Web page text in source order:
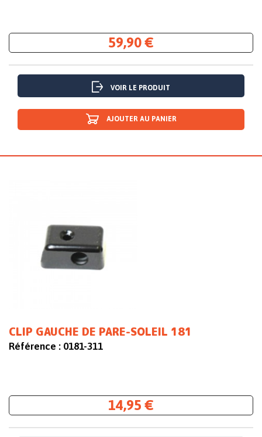
59,90 €
VOIR LE PRODUIT
AJOUTER AU PANIER
CLIP GAUCHE DE PARE-SOLEIL 181
Référence : 0181-311
14,95 €